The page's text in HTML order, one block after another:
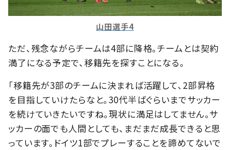
山田選手4
ただ、残念ながらチームは4部に降格。チームとは契約
満了になる予定で、移籍先を探すことになる。
「移籍先が3部のチームに決まれば活躍して、2部昇格
を目指していけたらなと。30代半ばぐらいまでサッカー
を続けていきたいですね。現状に満足はしてません。サ
ッカーの面でも人間としても、まだまだ成長できると思
っています。ドイツ1部でプレーすることを諦めてないで